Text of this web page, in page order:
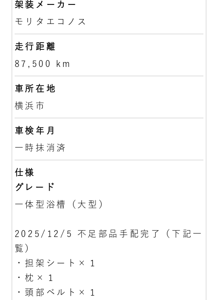
架装メーカー
モリタエコノス
走行距離
87,500 km
車所在地
横浜市
車検年月
一時抹消済
仕様
グレード
一体型浴槽（大型）
2025/12/5 不足部品手配完了（下記一
覧）
・担架シート×１
・枕×１
・頭部ベルト×１